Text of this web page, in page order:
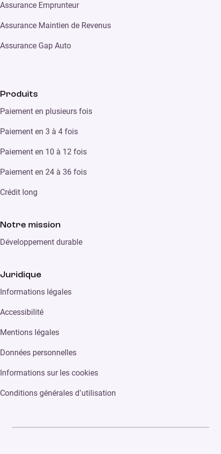
Assurance Emprunteur
Assurance Maintien de Revenus
Assurance Gap Auto
Produits
Paiement en plusieurs fois
Paiement en 3 à 4 fois
Paiement en 10 à 12 fois
Paiement en 24 à 36 fois
Crédit long
Notre mission
Développement durable
Juridique
Informations légales
Accessibilité
Mentions légales
Données personnelles
Informations sur les cookies
Conditions générales d’utilisation